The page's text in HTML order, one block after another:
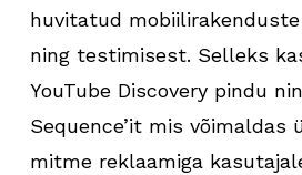
huvitatud
ning testimisest. Selleks
YouTube Discovery pindu
Sequence’it mis võimaldas
mitme reklaamiga